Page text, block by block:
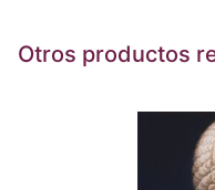
Otros productos